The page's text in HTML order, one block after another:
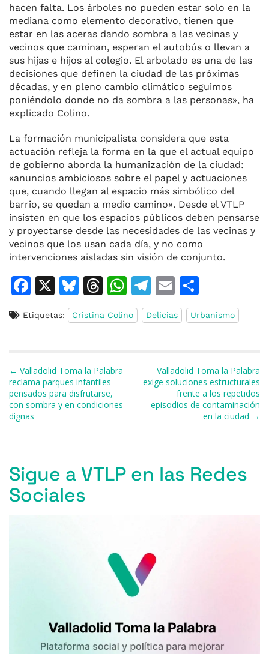
hacen falta. Los árboles no pueden estar solo en la
mediana como elemento decorativo, tienen que
estar en las aceras dando sombra a las vecinas y
vecinos que caminan, esperan el autobús o llevan a
sus hijas e hijos al colegio. El arbolado es una de las
decisiones que definen la ciudad de las próximas
décadas, y en pleno cambio climático seguimos
poniéndolo donde no da sombra a las personas», ha
explicado Colino.
La formación municipalista considera que esta
actuación refleja la forma en la que el actual equipo
de gobierno aborda la humanización de la ciudad:
«anuncios ambiciosos sobre el papel y actuaciones
que, cuando llegan al espacio más simbólico del
barrio, se quedan a medio camino». Desde el VTLP
insisten en que los espacios públicos deben pensarse
y proyectarse desde las necesidades de las vecinas y
vecinos que los usan cada día, y no como
intervenciones aisladas sin visión de conjunto.
F
c
b
o
o
k
X
Bl
u
e
k
y
T
h
re
d
s
W
h
at
T
el
e
a
m
E
m
ai
o
m
ar
ti
r
Etiquetas: Cristina Colino Delicias Urbanismo
Navegación de entradas
← Valladolid Toma la Palabra
reclama parques infantiles
pensados para disfrutarse,
con sombra y en condiciones
dignas
Valladolid Toma la Palabra
exige soluciones estructurales
frente a los repetidos
episodios de contaminación
en la ciudad →
Sigue a VTLP en las Redes
Sociales